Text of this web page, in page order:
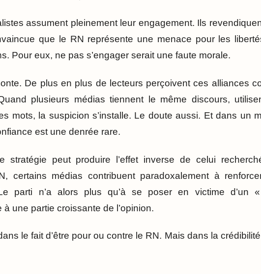
assument pleinement leur engagement. Ils
que le RN représente une menace pour les
Pour eux, ne pas s’engager serait une faute morale.
De plus en plus de lecteurs perçoivent ces alliances
plusieurs médias tiennent le même discours,
mots, la suspicion s’installe. Le doute aussi. Et dans un
est une denrée rare.
stratégie peut produire l’effet inverse de celui
certains médias contribuent paradoxalement à
parti n’a alors plus qu’à se poser en victime d’un
une partie croissante de l’opinion.
le fait d’être pour ou contre le RN. Mais dans la